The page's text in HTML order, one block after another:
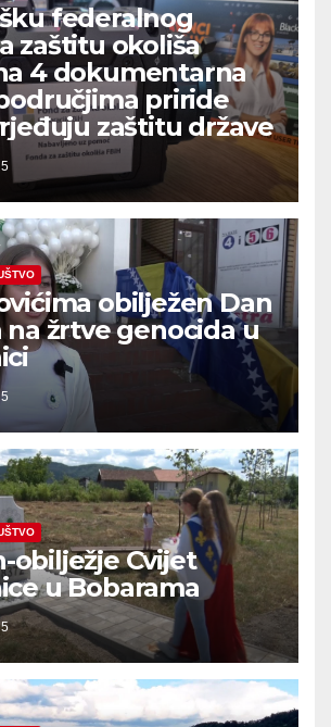
federalnog
zaštitu okoliša
4 dokumentarna
priride
zaštitu države
obilježen Dan
na žrtve genocida u
obilježje Cvijet
u Bobarama